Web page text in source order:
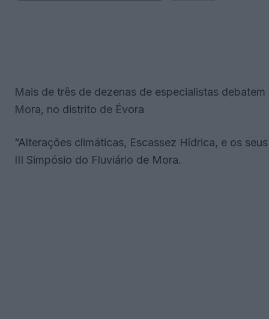
Mais de três de dezenas de especialistas
Mora, no distrito de Évora
“Alterações climáticas, Escassez Hídrica, e os
III Simpósio do Fluviário de Mora.